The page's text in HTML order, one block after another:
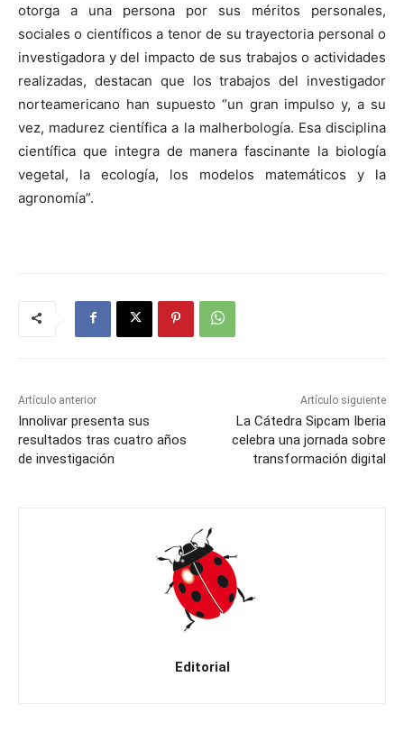
otorga a una persona por sus méritos personales,
sociales o científicos a tenor de su trayectoria personal o
investigadora y del impacto de sus trabajos o actividades
realizadas, destacan que los trabajos del investigador
norteamericano han supuesto “un gran impulso y, a su
vez, madurez científica a la malherbología. Esa disciplina
científica que integra de manera fascinante la biología
vegetal, la ecología, los modelos matemáticos y la
agronomía”.
Artículo anterior
Innolivar presenta sus
resultados tras cuatro años
de investigación
Artículo siguiente
La Cátedra Sipcam Iberia
celebra una jornada sobre
transformación digital
Editorial